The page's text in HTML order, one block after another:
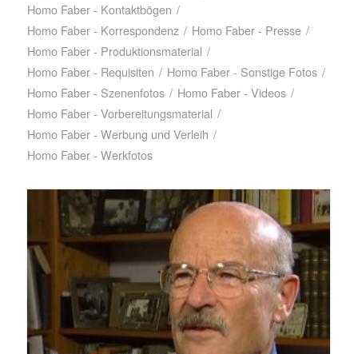
Homo Faber - Kontaktbögen /
Homo Faber - Korrespondenz / Homo Faber - Presse /
Homo Faber - Produktionsmaterial /
Homo Faber - Requisiten / Homo Faber - Sonstige Fotos /
Homo Faber - Szenenfotos / Homo Faber - Videos /
Homo Faber - Vorbereitungsmaterial /
Homo Faber - Werbung und Verleih /
Homo Faber - Werkfotos